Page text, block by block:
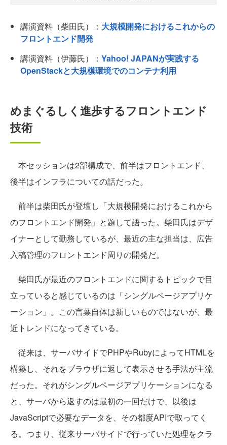
講演資料（柴田氏）： 大規模開発におけるこれからの
フロントエンド開発
講演資料（伊藤氏）： Yahoo! JAPANが実践する
OpenStackと大規模環境でのコンテナ利用
めまぐるしく進歩するフロントエンド
技術
本セッションは2部構成で、前半はフロントエンド、
後半はインフラについての話だった。
前半は柴田氏が登壇し「大規模開発におけるこれから
のフロントエンド開発」と題して語った。柴田氏はデザ
イナーとして勤務しているが、最近の主な担当は、広告
入稿管理のフロントエンド周りの開発だ。
柴田氏が最近のフロントエンドに関するトピックで目
立っていると感じているのは「シングルページアプリケ
ーション」。この言葉自体は新しいものではないが、最
近トレンドになってきている。
従来は、サーバサイドでPHPやRubyによってHTMLを
構築し、それをブラウザに返して表示させる手法が主流
だった。それがシングルページアプリケーションになる
と、サーバから返すのは最初の一回だけで、以後は
JavaScriptで必要なデータを、その都度APIで取ってく
る。つまり、従来サーバサイドで行っていた処理をクラ